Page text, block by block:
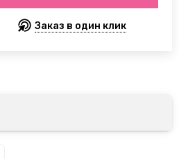
Заказ в один клик